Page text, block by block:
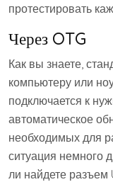
протестировать
Через OTG
Как вы знаете,
компьютеру или
подключается к
автоматическое
необходимых для
ситуация немного
ли найдете разъем